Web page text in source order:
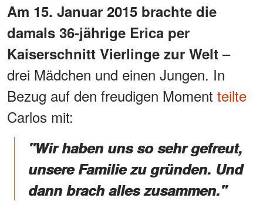
Am 15. Januar 2015 brachte die
damals 36-jährige Erica per
Kaiserschnitt Vierlinge zur Welt –
drei Mädchen und einen Jungen. In
Bezug auf den freudigen Moment teilte
Carlos mit:
"Wir haben uns so sehr gefreut,
unsere Familie zu gründen. Und
dann brach alles zusammen."